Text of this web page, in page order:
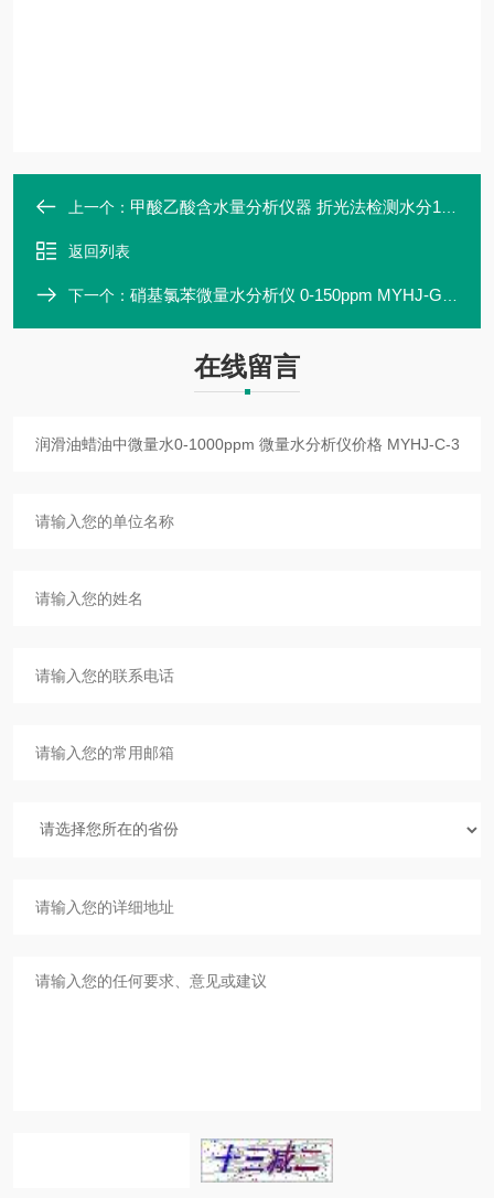
上一个： 甲酸乙酸含水量分析仪器 折光法检测水分10ppm-100 实时在线
返回列表
下一个： 硝基氯苯微量水分析仪 0-150ppm MYHJ-G-880 麦越
在线留言